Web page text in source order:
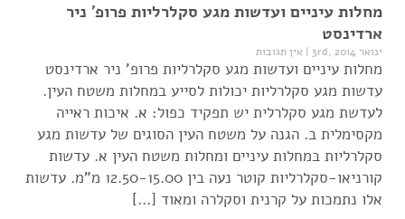
מחלות עיניים ועדשות מגע סקלרליות פרופ' ניר
ארדינסט
ינואר 3rd, 2014 | אין תגובות
מחלות עיניים ועדשות מגע סקלרליות פרופ' ניר ארדינסט
עדשות מגע סקלרליות יכולות לסייע במחלות משטח העין.
לעדשת מגע סקלרלית יש תפקיד כפול: א. איכות ראייה
מקסימלית ב. הגנה על משטח העין הסוגים של עדשות מגע
סקלרליות במחלות עיניים ומחלות משטח העין א. עדשות
קורניאו-סקלרליות קוטר נעה בין 12.50-15.00 מ"מ. עדשות
אלו נתמכות על קרנית וסקלרה ומאוד […]